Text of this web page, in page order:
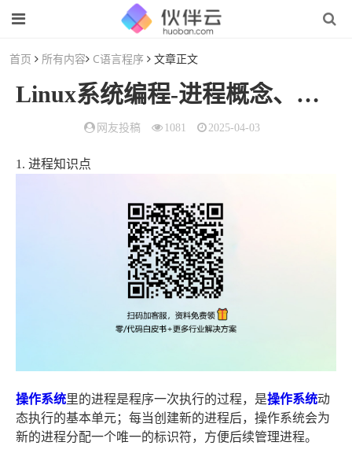
首页 所有内容 C语言程序 文章正文
Linux系统编程-进程概念、进程管理、信号处理
网友投稿 1081 2025-04-03
1. 进程知识点
操作系统里的进程是程序一次执行的过程，是操作系统动
态执行的基本单元；每当创建新的进程后，操作系统会为
新的进程分配一个唯一的标识符，方便后续管理进程。